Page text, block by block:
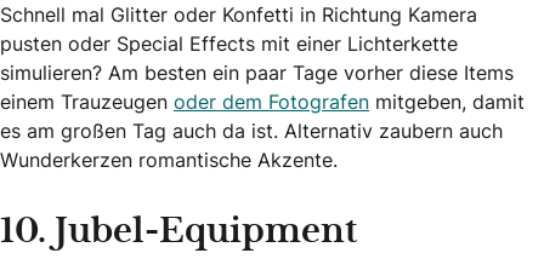
Schnell mal Glitter oder Konfetti in Richtung Kamera
pusten oder Special Effects mit einer Lichterkette
simulieren? Am besten ein paar Tage vorher diese Items
einem Trauzeugen oder dem Fotografen mitgeben, damit
es am großen Tag auch da ist. Alternativ zaubern auch
Wunderkerzen romantische Akzente.
10. Jubel-Equipment